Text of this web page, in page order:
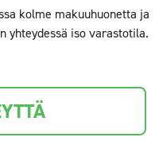
kolme makuuhuonetta ja
yhteydessä iso varastotila.